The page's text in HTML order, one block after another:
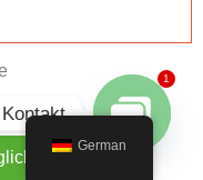
German
Kontakt
Plaudertasche öffnen
1